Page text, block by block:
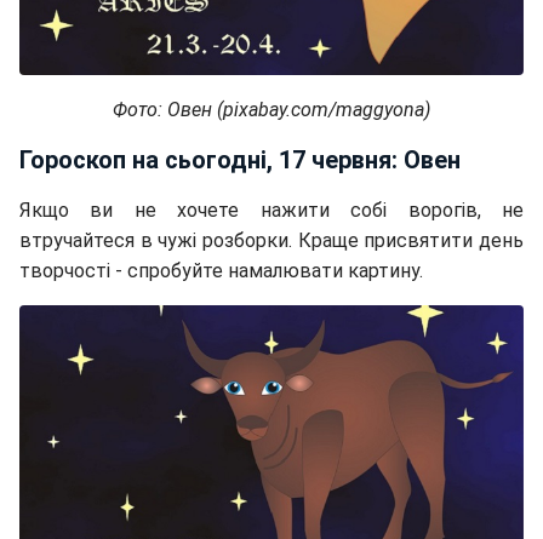
Фото: Овен (pixabay.com/maggyona)
Гороскоп на сьогодні, 17 червня: Овен
Якщо ви не хочете нажити собі ворогів, не
втручайтеся в чужі розборки. Краще присвятити день
творчості - спробуйте намалювати картину.